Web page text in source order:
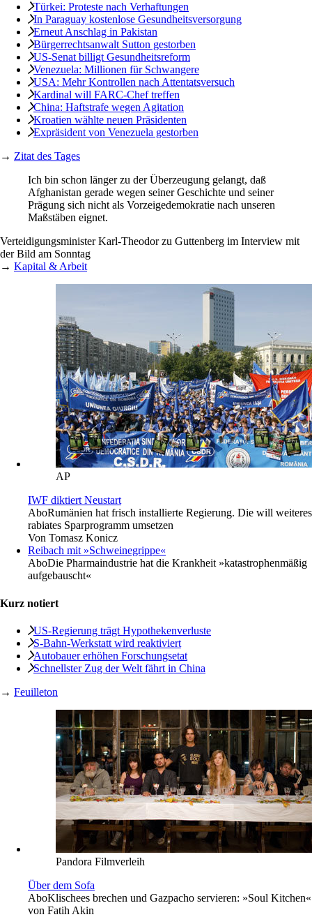
Türkei: Proteste nach Verhaftungen
In Paraguay kostenlose Gesundheitsversorgung
Erneut Anschlag in Pakistan
Bürgerrechtsanwalt Sutton gestorben
US-Senat billigt Gesundheitsreform
Venezuela: Millionen für Schwangere
USA: Mehr Kontrollen nach Attentatsversuch
Kardinal will FARC-Chef treffen
China: Haftstrafe wegen Agitation
Kroatien wählte neuen Präsidenten
Expräsident von Venezuela gestorben
→ Zitat des Tages
Ich bin schon länger zu der Überzeugung gelangt, daß
Afghanistan gerade wegen seiner Geschichte und seiner
Prägung sich nicht als Vorzeigedemokratie nach unseren
Maßstäben eignet.
Verteidigungsminister Karl-Theodor zu Guttenberg im Interview mit
der Bild am Sonntag
→ Kapital & Arbeit
AP
IWF diktiert Neustart
AboRumänien hat frisch installierte Regierung. Die will weiteres
rabiates Sparprogramm umsetzen
Von Tomasz Konicz
Reibach mit »Schweinegrippe«
AboDie Pharmaindustrie hat die Krankheit »katastrophenmäßig
aufgebauscht«
Kurz notiert
US-Regierung trägt Hypothekenverluste
S-Bahn-Werkstatt wird reaktiviert
Autobauer erhöhen Forschungsetat
Schnellster Zug der Welt fährt in China
→ Feuilleton
Pandora Filmverleih
Über dem Sofa
AboKlischees brechen und Gazpacho servieren: »Soul Kitchen«
von Fatih Akin